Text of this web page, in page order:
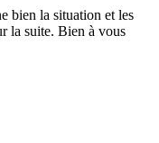
bien la situation et les
la suite. Bien à vous